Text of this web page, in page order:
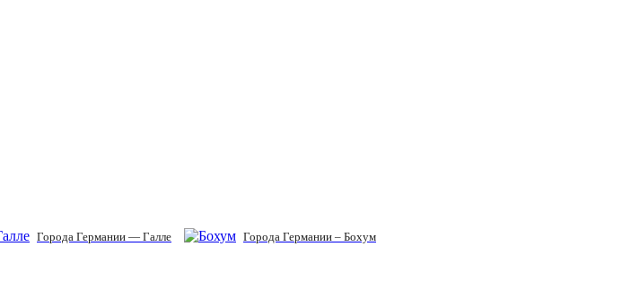
Города Германии — Галле Города Германии – Бохум